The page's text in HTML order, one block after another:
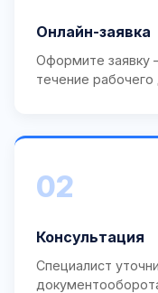
Онлайн-заявка
Оформите
течение рабочего
02
Консультация
Специалист